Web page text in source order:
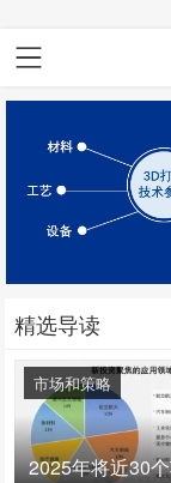
精选导读
市场和策略